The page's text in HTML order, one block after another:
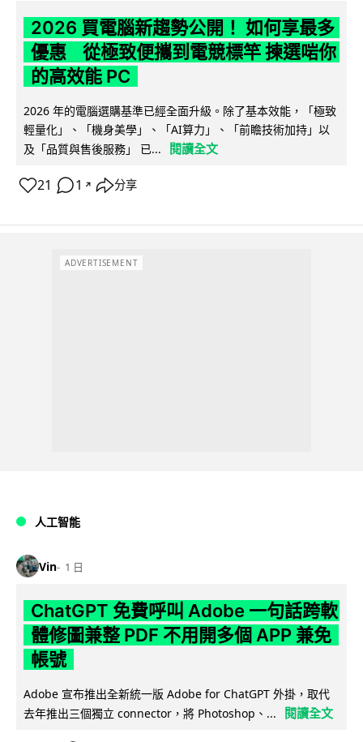
2026 買電腦新趨勢公開！ 如何享最多
優惠 從極致便攜到電競標竿 揀選啱你
的高效能 PC
2026 年的電腦選購基準已經全面升級。除了基本效能，「極致
輕量化」、「機身美學」、「AI算力」、「前瞻技術加持」以
及「品質與售後服務」 已...
閱讀全文
21 1 ↗ 分享
ADVERTISEMENT
人工智能
Vin 1 日
ChatGPT 免費呼叫 Adobe 一句話跨軟
體修圖兼整 PDF 不用開多個 APP 兼免
帳號
Adobe 宣布推出全新統一版 Adobe for ChatGPT 外掛，取代
去年推出三個獨立 connector，將 Photoshop、...
閱讀全文